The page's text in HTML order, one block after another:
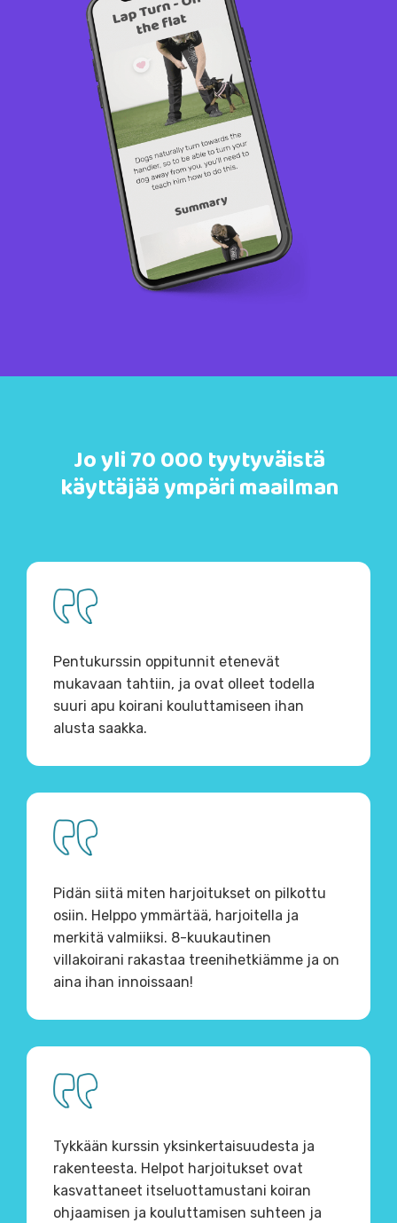
Jo yli 70 000 tyytyväistä
käyttäjää ympäri maailman
Pentukurssin oppitunnit etenevät
mukavaan tahtiin, ja ovat olleet todella
suuri apu koirani kouluttamiseen ihan
alusta saakka.
Pidän siitä miten harjoitukset on pilkottu
osiin. Helppo ymmärtää, harjoitella ja
merkitä valmiiksi. 8-kuukautinen
villakoirani rakastaa treenihetkiämme ja on
aina ihan innoissaan!
Tykkään kurssin yksinkertaisuudesta ja
rakenteesta. Helpot harjoitukset ovat
kasvattaneet itseluottamustani koiran
ohjaamisen ja kouluttamisen suhteen ja